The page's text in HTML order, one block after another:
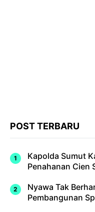
POST TERBARU
Kapolda Sumut
Penahanan Cien
Nyawa Tak
Pembangunan